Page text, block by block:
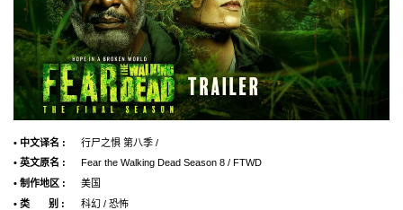
• 中文译名 :
行尸之惧 第八季 /
• 英文原名 :
Fear the Walking Dead Season 8 / FTWD
• 制作地区 :
美国
• 类 别 :
科幻 / 恐怖